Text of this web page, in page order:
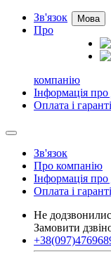
Мова
Зв'язок
Про
компанію
Інформація про
Оплата і
Зв'язок
Про компанію
Інформація про
Оплата і
Не
Замовити